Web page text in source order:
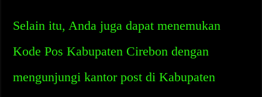
Selain itu, Anda juga dapat menemukan
Kode Pos Kabupaten Cirebon dengan
mengunjungi kantor post di Kabupaten